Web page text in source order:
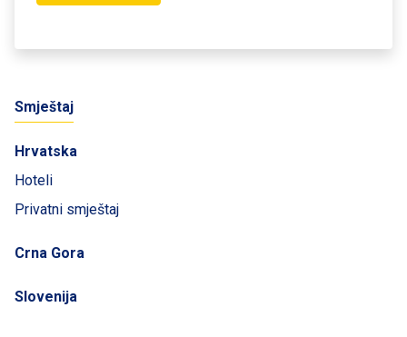
Smještaj
Hrvatska
Hoteli
Privatni smještaj
Crna Gora
Slovenija